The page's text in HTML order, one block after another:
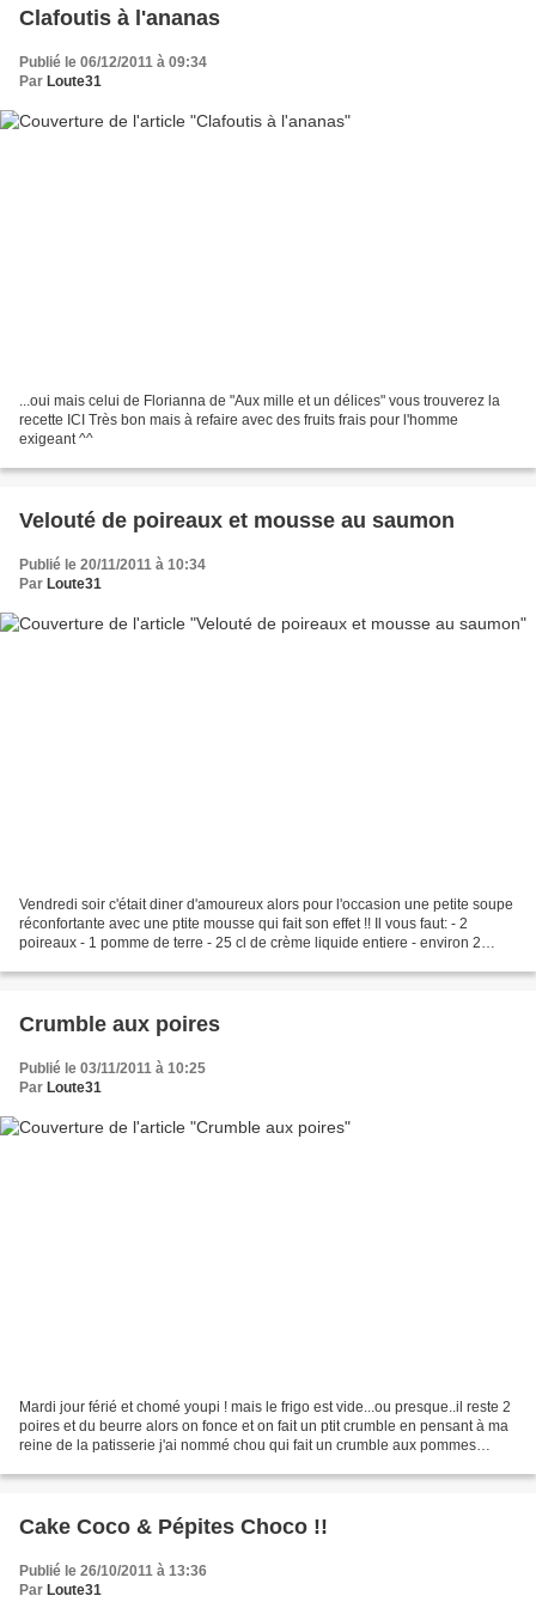
Clafoutis à l'ananas
Publié le 06/12/2011 à 09:34
Par Loute31
...oui mais celui de Florianna de "Aux mille et un délices" vous trouverez la
recette ICI Très bon mais à refaire avec des fruits frais pour l'homme
exigeant ^^
Velouté de poireaux et mousse au saumon
Publié le 20/11/2011 à 10:34
Par Loute31
Vendredi soir c'était diner d'amoureux alors pour l'occasion une petite soupe
réconfortante avec une ptite mousse qui fait son effet !! Il vous faut: - 2
poireaux - 1 pomme de terre - 25 cl de crème liquide entiere - environ 2
Crumble aux poires
Publié le 03/11/2011 à 10:25
Par Loute31
Mardi jour férié et chomé youpi ! mais le frigo est vide...ou presque..il reste 2
poires et du beurre alors on fonce et on fait un ptit crumble en pensant à ma
reine de la patisserie j'ai nommé chou qui fait un crumble aux pommes
Cake Coco & Pépites Choco !!
Publié le 26/10/2011 à 13:36
Par Loute31